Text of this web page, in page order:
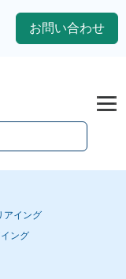
お問い合わせ
アイング
ング